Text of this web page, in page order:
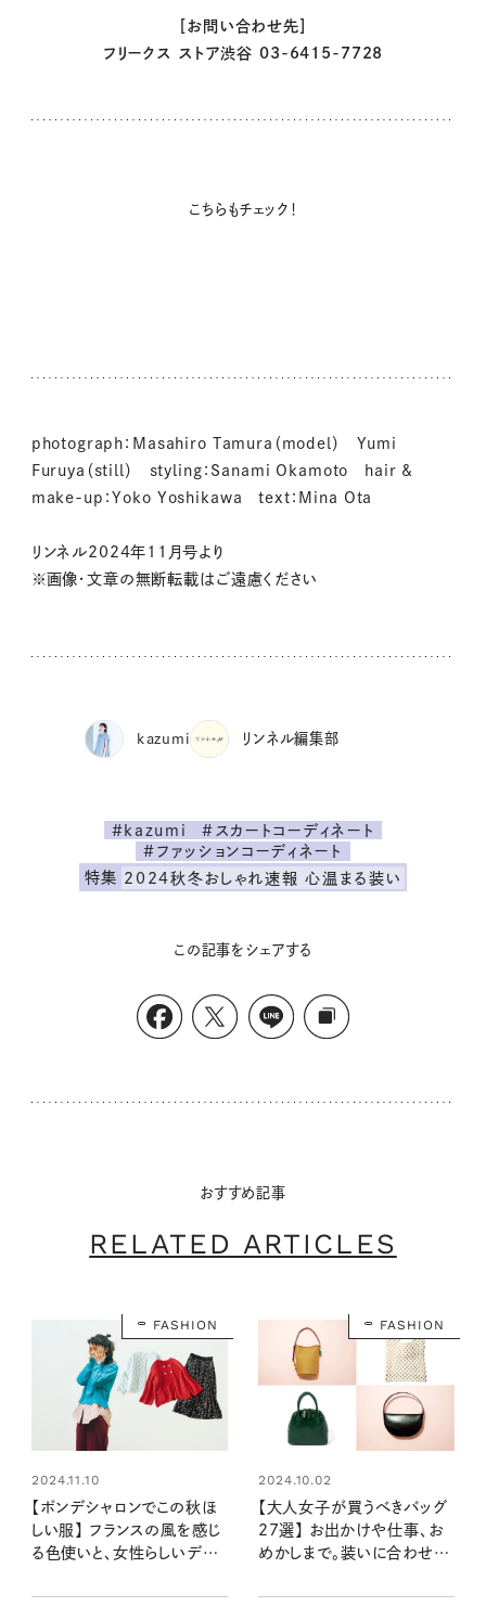
［お問い合わせ先］
フリークス ストア渋谷 03-6415-7728
こちらもチェック！
photograph：Masahiro Tamura（model） Yumi
Furuya（still） styling：Sanami Okamoto hair &
make-up：Yoko Yoshikawa text：Mina Ota
リンネル2024年11月号より
※画像・文章の無断転載はご遠慮ください
kazumi リンネル編集部
#kazumi
#スカートコーディネート
#ファッションコーディネート
特集 2024秋冬おしゃれ速報 心温まる装い
この記事をシェアする
おすすめ記事
RELATED ARTICLES
FASHION
2024.11.10
【ポンデシャロンでこの秋ほ
しい服】 フランスの風を感じ
る色使いと、女性らしいデザ
一着
FASHION
2024.10.02
【大人女子が買うべきバッグ
27選】 お出かけや仕事、お
めかしまで。装いに合わせて
ッグが大集合